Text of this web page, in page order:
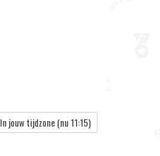
In jouw tijdzone (nu 11:15)